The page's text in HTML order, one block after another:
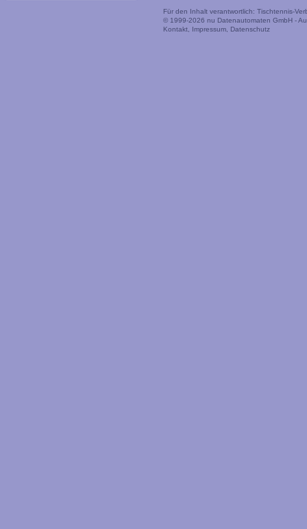
Für den Inhalt verantwortlich: Tischtennis-
© 1999-2026 nu Datenautomaten GmbH -
Kontakt
Impressum Datenschutz